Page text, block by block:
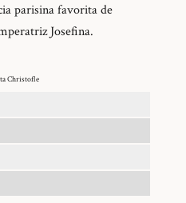
parisina favorita de
Josefina.
Christofle